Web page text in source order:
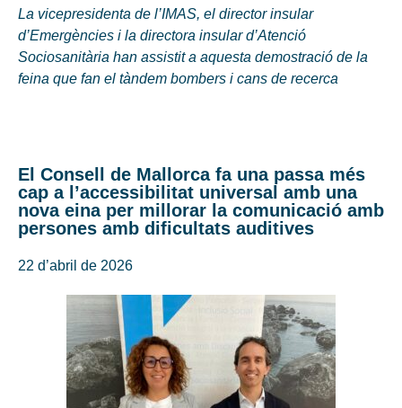
La vicepresidenta de l’IMAS, el director insular
d’Emergències i la directora insular d’Atenció
Sociosanitària han assistit a aquesta demostració de la
feina que fan el tàndem bombers i cans de recerca
El Consell de Mallorca fa una passa més
cap a l’accessibilitat universal amb una
nova eina per millorar la comunicació amb
persones amb dificultats auditives
22 d’abril de 2026